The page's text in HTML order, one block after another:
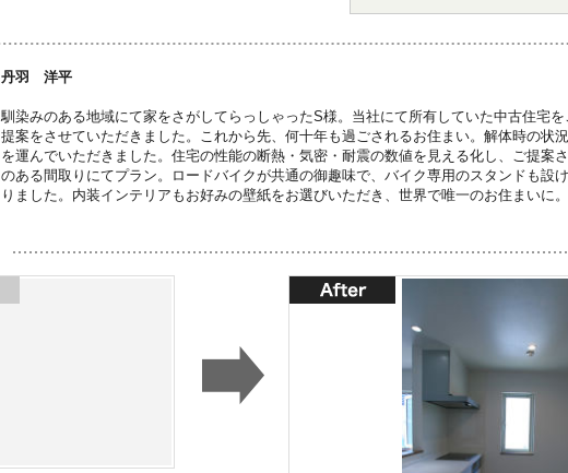
丹羽 洋平
馴染みのある地域にて家をさがしてらっしゃったS様。当社にて所有していた中古住宅
提案をさせていただきました。これから先、何十年も過ごされるお住まい。解体時の状
を運んでいただきました。住宅の性能の断熱・気密・耐震の数値を見える化し、ご提
のある間取りにてプラン。ロードバイクが共通の御趣味で、バイク専用のスタンドも
りました。内装インテリアもお好みの壁紙をお選びいただき、世界で唯一のお住まいに。